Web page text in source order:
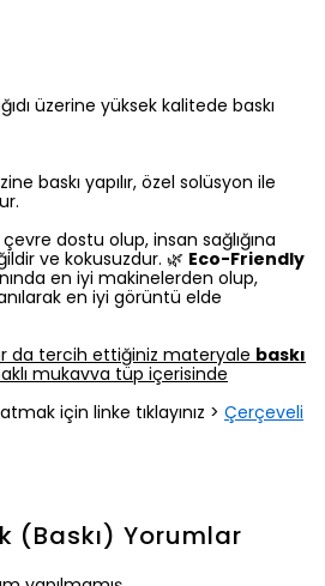
üzerine yüksek kalitede baskı
baskı yapılır, özel solüsyon ile
çevre dostu olup, insan sağlığına
ve kokusuzdur. 🌿 Eco-Friendly
en iyi makinelerden olup,
en iyi görüntü elde
da tercih ettiğiniz materyale baskı
mukavva tüp içerisinde
için linke tıklayınız > Çerçeveli
(Baskı) Yorumlar